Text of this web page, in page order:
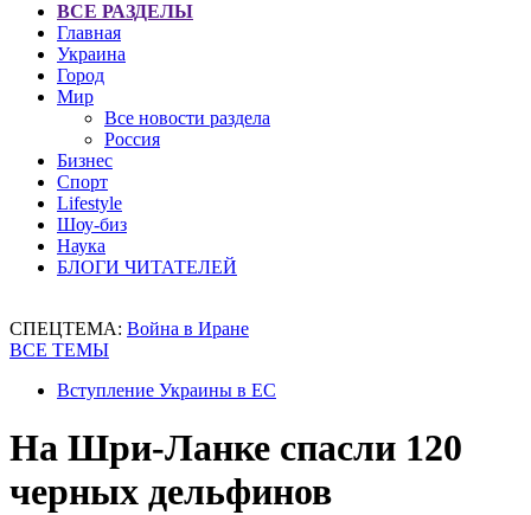
ВСЕ РАЗДЕЛЫ
Главная
Украина
Город
Мир
Все новости раздела
Россия
Бизнес
Спорт
Lifestyle
Шоу-биз
Наука
БЛОГИ ЧИТАТЕЛЕЙ
СПЕЦТЕМА: Война в Иране
ВСЕ ТЕМЫ
Вступление Украины в ЕС
На Шри-Ланке спасли 120
черных дельфинов